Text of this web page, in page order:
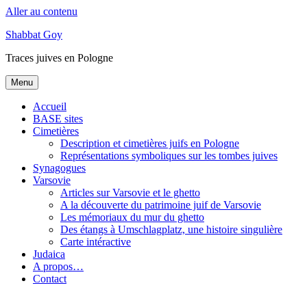
Aller au contenu
Shabbat Goy
Traces juives en Pologne
Menu
Accueil
BASE sites
Cimetières
Description et cimetières juifs en Pologne
Représentations symboliques sur les tombes juives
Synagogues
Varsovie
Articles sur Varsovie et le ghetto
A la découverte du patrimoine juif de Varsovie
Les mémoriaux du mur du ghetto
Des étangs à Umschlagplatz, une histoire singulière
Carte intéractive
Judaica
A propos…
Contact